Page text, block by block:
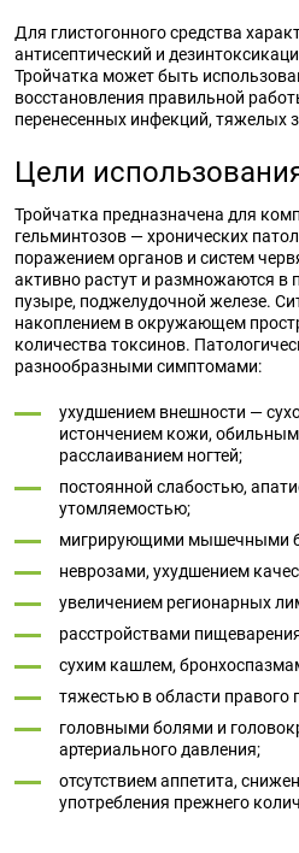
Для глистогонного средства
антисептический и
Тройчатка может быть
восстановления правильной
перенесенных инфекций, тяжелых
Цели
Тройчатка предназначена для
гельминтозов — хронических
поражением органов и систем
активно растут и размножаются в
пузыре, поджелудочной железе.
накоплением в окружающем
количества токсинов.
разнообразными симптомами:
ухудшением внешности —
истончением кожи,
расслаиванием ногтей;
постоянной слабостью,
утомляемостью;
мигрирующими мышечными
неврозами, ухудшением
увеличением регионарных
расстройствами
сухим кашлем,
тяжестью в области правого
головными болями и
артериального давления;
отсутствием аппетита,
употребления прежнего